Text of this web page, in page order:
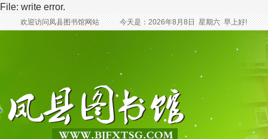
File: write error.
欢迎访问凤县图书馆网站 今天是：2026年8月8日 星期六 早上好!